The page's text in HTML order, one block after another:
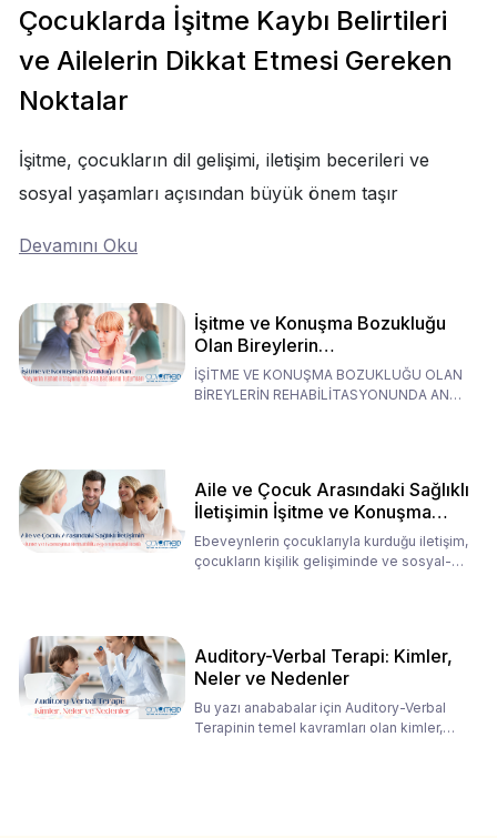
Çocuklarda İşitme Kaybı Belirtileri
ve Ailelerin Dikkat Etmesi Gereken
Noktalar
İşitme, çocukların dil gelişimi, iletişim becerileri ve
sosyal yaşamları açısından büyük önem taşır
Devamını Oku
İşitme ve Konuşma Bozukluğu
Olan Bireylerin
Rehabilitasyonunda Ana
Babaların Tutumları
İŞİTME VE KONUŞMA BOZUKLUĞU OLAN
BİREYLERİN REHABİLİTASYONUNDA ANA
Aile ve Çocuk Arasındaki Sağlıklı
İletişimin İşitme ve Konuşma
Rehabilitasyonundaki Rolü
Ebeveynlerin çocuklarıyla kurduğu iletişim,
çocukların kişilik gelişiminde ve sosyal-
Auditory-Verbal Terapi: Kimler,
Neler ve Nedenler
Bu yazı anababalar için Auditory-Verbal
Terapinin temel kavramları olan kimler,